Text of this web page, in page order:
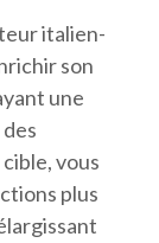
italien-
son
une
vous
plus